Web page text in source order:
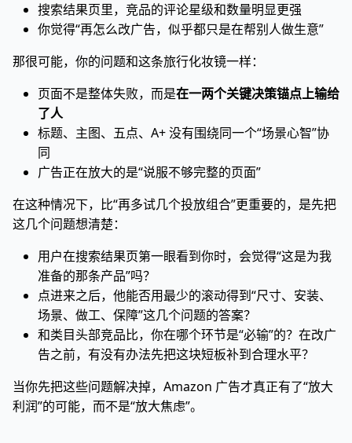
搜索结果页里，竞品的评论星级和数量明显更强
你觉得“再怎么改广告，似乎都只是在帮别人做生意”
那很可能，你的问题和这条旅行化妆镜一样：
页面不是整体失败，而是在一两个关键决策锚点上输给
了人
标题、主图、五点、A+ 没有围绕同一个“场景心智”协
同
广告正在放大的是“说服不够完整的页面”
在这种情况下，比“再多试几个投放组合”更重要的，是先把
这几个问题想清楚：
用户在搜索结果页第一眼看到你时，会觉得“这是为我
准备的那条产品”吗？
点进来之后，他能否用最少的滚动得到“尺寸、安装、
场景、做工、保障”这几个问题的答案？
和类目头部竞品比，你在哪个环节是“必输”的？在改广
告之前，有没有办法先把这块短板补到合理水平？
当你先把这些问题解决掉，Amazon 广告才真正有了“放大
利润”的可能，而不是“放大焦虑”。